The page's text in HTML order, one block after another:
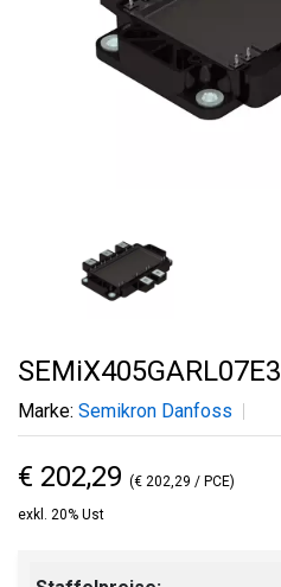
SEMiX405GARL07E3
Marke: Semikron Danfoss
€ 202,29 (€ 202,29 / PCE)
exkl. 20% Ust